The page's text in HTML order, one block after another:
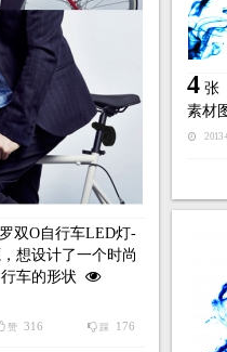
双O自行车LED灯-
想设计了一个时尚
车的形状
踩 176
赞 316
4张
素材
2013-